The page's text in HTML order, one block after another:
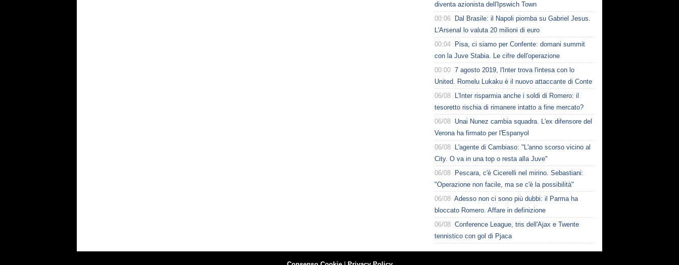
diventa azionista dell'Ipswich Town
00:06
Dal Brasile: il Napoli piomba su Gabriel Jesus.
L'Arsenal lo valuta 20 milioni di euro
00:04
Pisa, ci siamo per Confente: domani summit
con la Juve Stabia. Le cifre dell'operazione
00:00 7 agosto 2019, l'Inter trova l'intesa con lo
United. Romelu Lukaku è il nuovo attaccante di Conte
06/08
L'Inter risparmia anche i soldi di Romero: il
tesoretto rischia di rimanere intatto a fine mercato?
06/08 Unai Nunez cambia squadra. L'ex difensore del
Verona ha firmato per l'Espanyol
06/08
L'agente di Cambiaso: "L'anno scorso vicino al
City. O va in una top o resta alla Juve"
06/08
Pescara, c'è Cicerelli nel mirino. Sebastiani:
"Operazione non facile, ma se c'è la possibilità"
06/08 Adesso non ci sono più dubbi: il Parma ha
bloccato Romero. Affare in definizione
06/08 Conference League, tris dell'Ajax e Twente
tennistico con gol di Pjaca